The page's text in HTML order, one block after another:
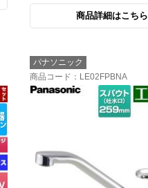
商品詳細はこちら
パナソニック
商品コード ：LE02FPBNA